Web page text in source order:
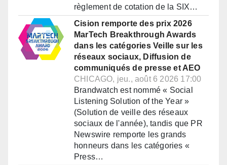
règlement de cotation de la SIX…
Cision remporte des prix 2026
MarTech Breakthrough Awards
dans les catégories Veille sur les
réseaux sociaux, Diffusion de
communiqués de presse et AEO
CHICAGO, jeu., août 6 2026 17:00
Brandwatch est nommé « Social
Listening Solution of the Year »
(Solution de veille des réseaux
sociaux de l'année), tandis que PR
Newswire remporte les grands
honneurs dans les catégories «
Press…